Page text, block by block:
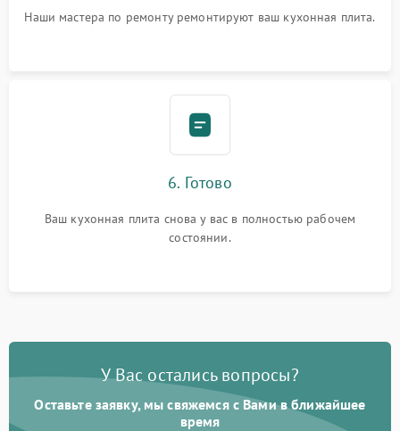
Наши мастера по ремонту ремонтируют ваш кухонная плита.
6. Готово
Ваш кухонная плита снова у вас в полностью рабочем
состоянии.
У Вас остались вопросы?
Оставьте заявку, мы свяжемся с Вами в ближайшее
время